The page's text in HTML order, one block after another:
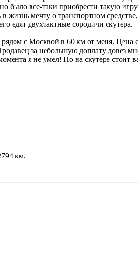
все-таки приобрести такую
жизнь мечту о транспортном
едят двухтактные сородичи скутера.
с Москвой в 60 км от меня. Цена
за небольшую доплату довез
я не умел! Но на скутере
км.